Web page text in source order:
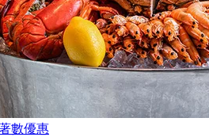
數優惠